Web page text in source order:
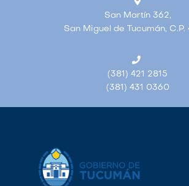
San Martín 362,
San Miguel de Tucumán,
(381) 421 2815
(381) 431 0360